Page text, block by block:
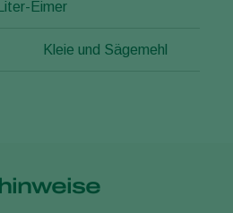
Eimer
Kleie und Sägemehl